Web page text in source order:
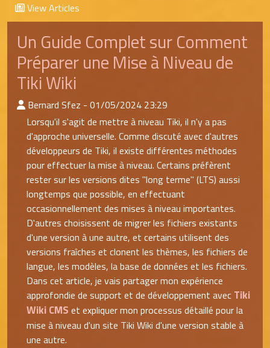
View Articles
Un Guide Complet sur Comment
Préparer une Mise à Niveau de
Tiki Wiki
:Published By
Bernard Sfez - 01/05/2024 23:29
Lorsqu'il s'agit de mettre à niveau Tiki, il n'y a pas
d'approche universelle. Comme discuté avec d'autres
développeurs de Tiki, il existe différentes méthodes
pour effectuer la mise à niveau. Certains préfèrent
rester sur les versions dites "long terme" (LTS) aussi
longtemps que possible, en effectuant
occasionnellement des mises à niveau importantes.
D'autres choisissent de migrer les fichiers existants
d'une version à une autre, et certains utilisent des
versions fraîches et clonent les thèmes, les fichiers de
langue, les modèles, la base de données et les fichiers.
Dans cet article, je vais partager mon expérience
approfondie de support et de développement avec Tiki
Wiki CMS et expliquer mon processus détaillé pour la
mise à niveau d'un site Tiki Wiki d'une version stable à
une autre.